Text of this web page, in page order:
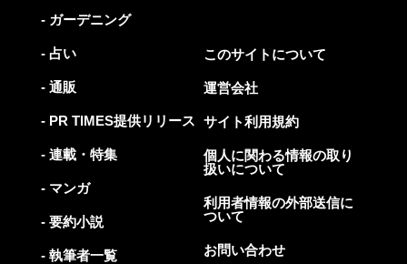
- ガーデニング
- 占い
- 通販
- PR TIMES提供リリース
- 連載・特集
- マンガ
- 要約小説
- 執筆者一覧
このサイトについて
運営会社
サイト利用規約
個人に関わる情報の取り
扱いについて
利用者情報の外部送信に
ついて
お問い合わせ